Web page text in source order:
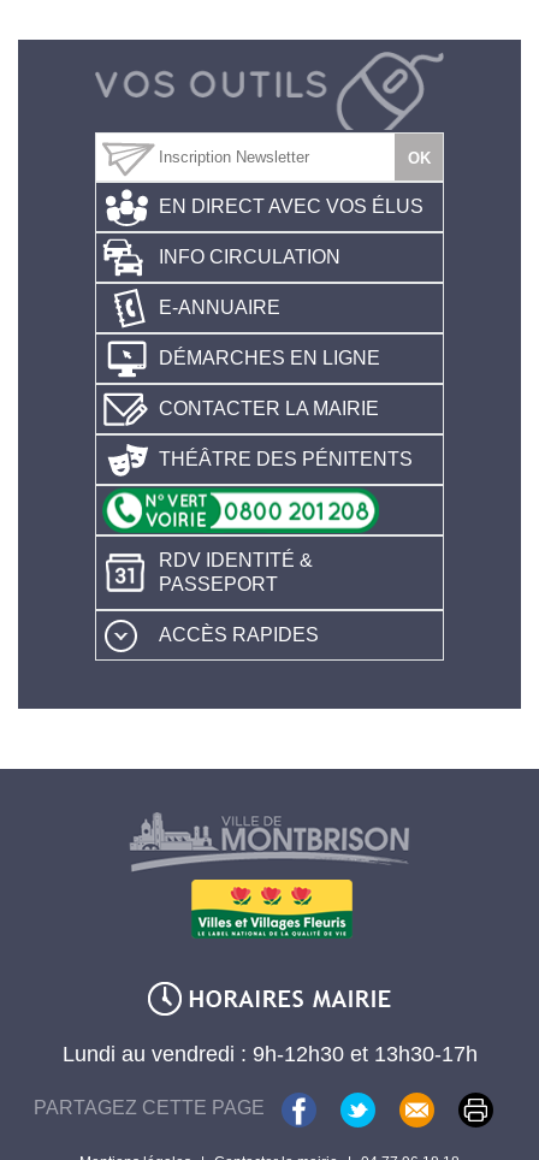
EN DIRECT AVEC VOS ÉLUS
INFO CIRCULATION
E-ANNUAIRE
DÉMARCHES EN LIGNE
CONTACTER LA MAIRIE
THÉÂTRE DES PÉNITENTS
RDV IDENTITÉ &
PASSEPORT
ACCÈS RAPIDES
Lundi au vendredi : 9h-12h30 et 13h30-17h
PARTAGEZ CETTE PAGE